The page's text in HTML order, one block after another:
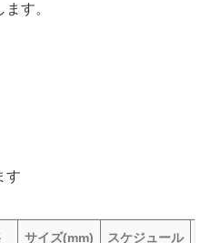
す。
す
サイズ(mm) スケジュール